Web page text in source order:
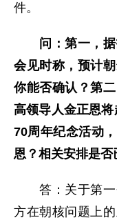
件。
问：第一，
会见时称，预计
你能否确认？第
高领导人金正恩
70周年纪念活动
恩？相关安排是否
答：关于第一
方在朝核问题上